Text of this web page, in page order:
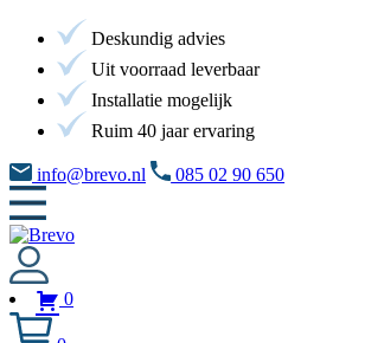
Deskundig advies
Uit voorraad leverbaar
Installatie mogelijk
Ruim 40 jaar ervaring
info@brevo.nl 085 02 90 650
0